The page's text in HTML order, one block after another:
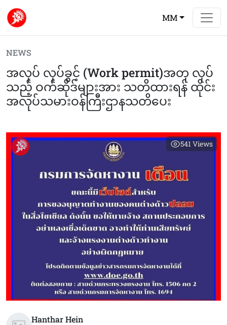
MM
NEWS
အလုပ် လုပ်ခွင့် (Work permit)အတု လုပ်
သည့် ဝက်ဆိုဒ်များအား သတိထားရန် ထိုင်း
အလုပ်သမားဝန်ကြီးဌာနသတိပေး
541Views
Hanthar Hein